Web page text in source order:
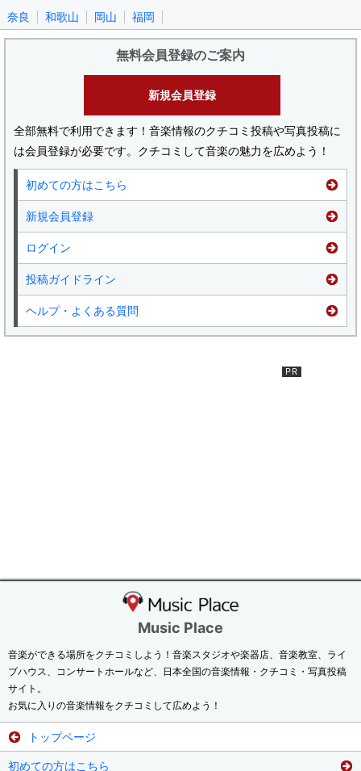
奈良
和歌山 岡山 福岡
無料会員登録のご案内
新規会員登録
全部無料で利用できます！音楽情報のクチコミ投稿や写真投稿に
は会員登録が必要です。クチコミして音楽の魅力を広めよう！
初めての方はこちら
新規会員登録
ログイン
投稿ガイドライン
ヘルプ・よくある質問
Music Place
音楽ができる場所をクチコミしよう！音楽スタジオや楽器店、音楽教室、ライ
ブハウス、コンサートホールなど、日本全国の音楽情報・クチコミ・写真投稿
サイト。
お気に入りの音楽情報をクチコミして広めよう！
トップページ
初めての方はこちら